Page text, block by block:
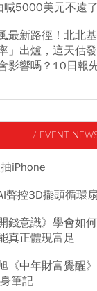
喊5000美元不遠了
最新路徑！北北基
」出爐，這天估發
影響嗎？10日報
/ EVENT
iPhone
聲控3D擺頭循環扇
錢意識》學會如何
真正體現富足
《中年財富覺醒》
筆記